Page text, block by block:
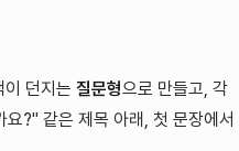
던지는 질문형으로 만들고, 각
?" 같은 제목 아래, 첫 문장에서